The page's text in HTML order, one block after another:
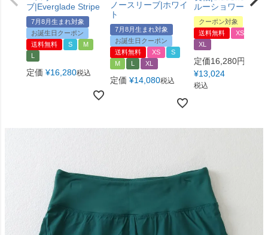
ブ|Everglade Stripe
7月8月生まれ対象
お誕生日クーポン
送料無料
S
M
L
定価 ¥16,280税込
ノースリーブ|ホワイ
ト
7月8月生まれ対象
お誕生日クーポン
送料無料
XS
S
M
L XL
定価 ¥14,080税込
ルーショワーズ
クーポン対象
送料無料
XS
XL
定価16,280円→
¥13,024
税込